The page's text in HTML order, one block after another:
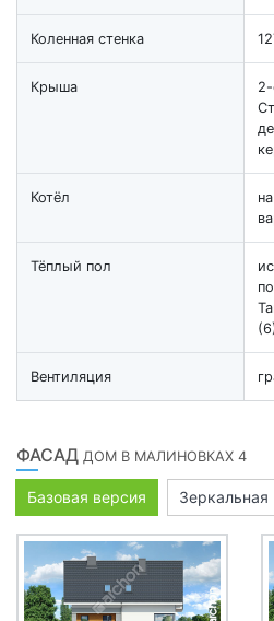
Коленная стенка
Крыша
2-
Котёл
Тёплый пол
Вентиляция
ФАСАД ДОМ В МАЛИНОВКАХ 4
Базовая версия Зеркальная